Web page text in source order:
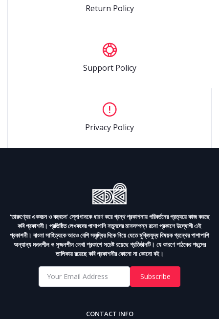
Return Policy
Support Policy
Privacy Policy
‘তারুণ্যের একবচন ও বহুবচন’ স্লোগানকে ধারণ করে গ্রন্থ প্রকাশনায় পরিবর্তনের প্রত্যয়ে কাজ করছে
কবি প্রকাশনী। প্রতিষ্ঠিত লেখকদের পাশাপাশি নতুনদের মানসম্পন্ন রচনা প্রকাশে উদ্যোগী এই
প্রকাশনী। বাংলা সাহিত্যকে আরও বেশি সমৃদ্ধির দিকে নিয়ে যেতে মুক্তিযুদ্ধ বিষয়ক গ্রন্থের পাশাপাশি
অন্যান্য মননশীল ও সৃজনশীল লেখা প্রকাশে সচেষ্ট রয়েছে প্রতিষ্ঠানটি। যে কারণে পাঠকের পছন্দের
তালিকায় রয়েছে কবি প্রকাশনীর কোনো না কোনো বই।
Subscribe
CONTACT INFO